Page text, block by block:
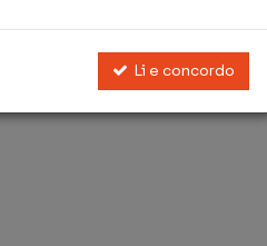
e destaques publicadas pelo
Li e concordo